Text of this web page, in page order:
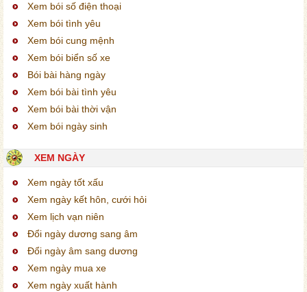
Xem bói số điện thoại
Xem bói tình yêu
Xem bói cung mệnh
Xem bói biển số xe
Bói bài hàng ngày
Xem bói bài tình yêu
Xem bói bài thời vận
Xem bói ngày sinh
XEM NGÀY
Xem ngày tốt xấu
Xem ngày kết hôn, cưới hỏi
Xem lịch vạn niên
Đổi ngày dương sang âm
Đổi ngày âm sang dương
Xem ngày mua xe
Xem ngày xuất hành